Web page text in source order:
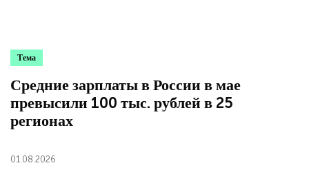
Тема
Средние зарплаты в России в мае
превысили 100 тыс. рублей в 25
регионах
01.08.2026